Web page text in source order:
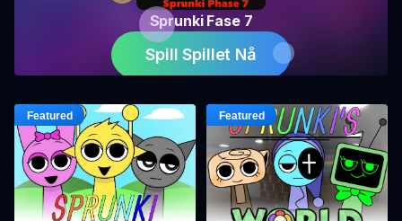
Sprunki Fase 7
Spill Spillet Nå